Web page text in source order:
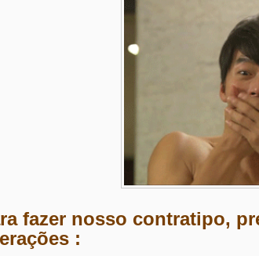
fazer nosso contratipo,
: